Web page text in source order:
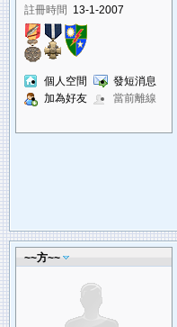
註冊時間
13-1-2007
個人空間
發短消息
加為好友
當前離線
~~方~~